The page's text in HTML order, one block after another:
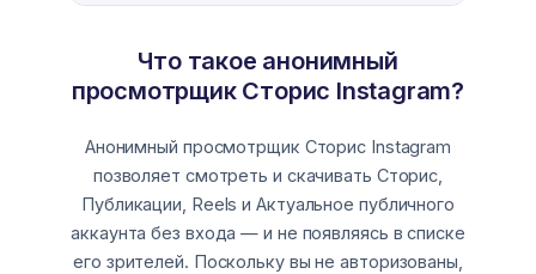
Что такое анонимный
просмотрщик Сторис Instagram?
Анонимный просмотрщик Сторис Instagram
позволяет смотреть и скачивать Сторис,
Публикации, Reels и Актуальное публичного
аккаунта без входа — и не появляясь в списке
его зрителей. Поскольку вы не авторизованы,